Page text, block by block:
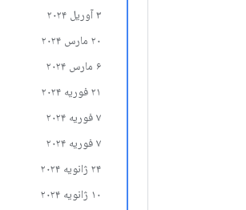
۳ آوریل ۲۰۲۴
۲۰ مارس ۲۰۲۴
۶ مارس ۲۰۲۴
۲۱ فوریه ۲۰۲۴
۷ فوریه ۲۰۲۴
۷ فوریه ۲۰۲۴
۲۴ ژانویه ۲۰۲۴
۱۰ ژانویه ۲۰۲۴